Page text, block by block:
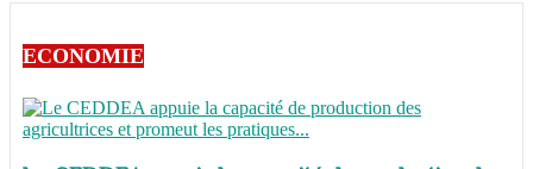
ECONOMIE